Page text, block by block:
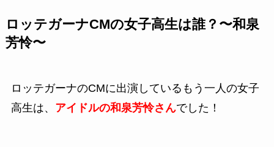
ロッテガーナCMの女子高生は誰？〜和泉
芳怜〜
ロッテガーナのCMに出演しているもう一人の女子
高生は、 アイドルの和泉芳怜さんでした！